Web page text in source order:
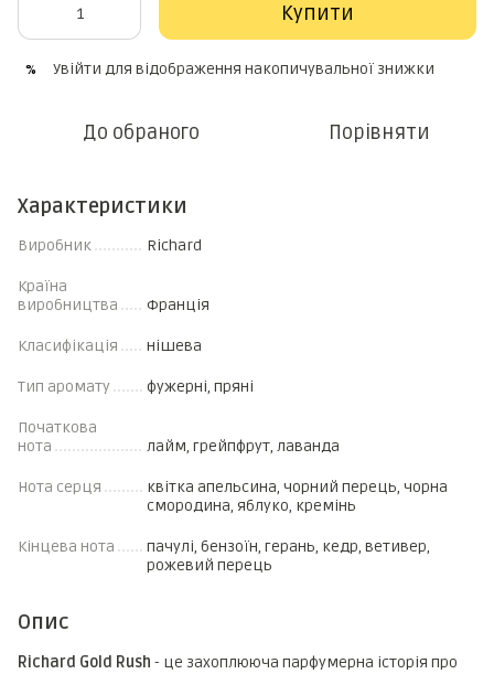
Купити
% Увійти для відображення накопичувальної знижки
До обраного Порівняти
Характеристики
Виробник Richard
Країна
виробництва
Франція
Класифікація нішева
Тип аромату фужерні, пряні
Початкова
нота
лайм, грейпфрут, лаванда
Нота серця
квітка апельсина, чорний перець, чорна
смородина, яблуко, кремінь
Кінцева нота
пачулі, бензоїн, герань, кедр, ветивер,
рожевий перець
Опис
Richard Gold Rush - це захоплююча парфумерна історія про